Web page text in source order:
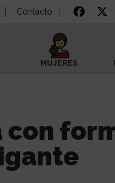
Contacto
MUJERES